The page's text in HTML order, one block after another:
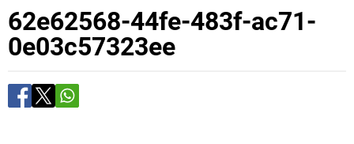
62e62568-44fe-483f-ac71-
0e03c57323ee